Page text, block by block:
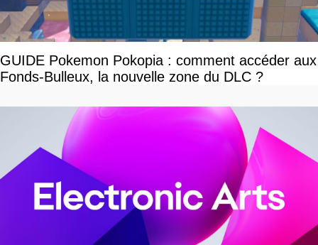
GUIDE Pokemon Pokopia : comment accéder aux
Fonds-Bulleux, la nouvelle zone du DLC ?